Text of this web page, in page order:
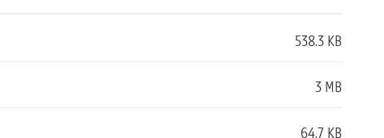
538.3 KB
3 MB
64.7 KB